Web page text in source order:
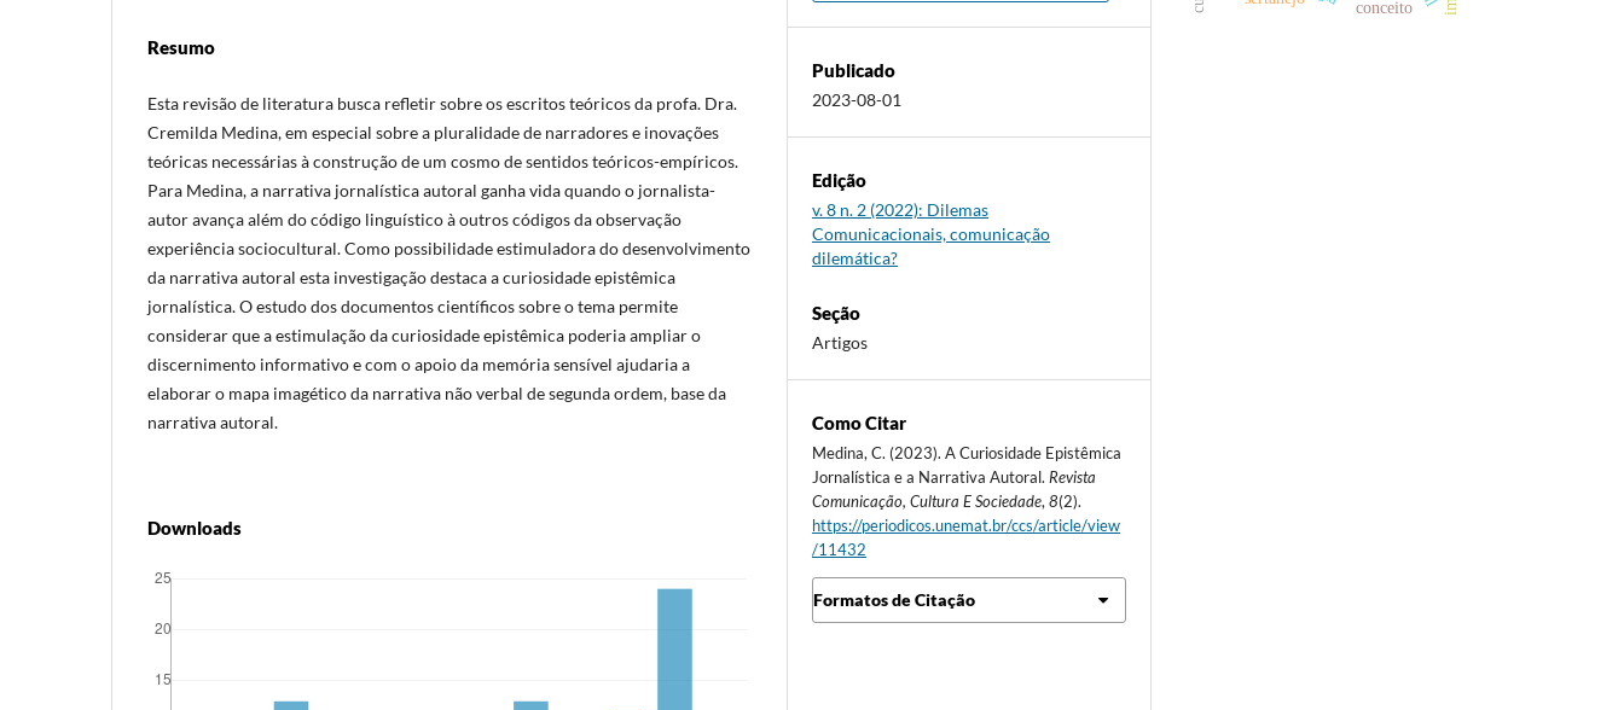
Resumo
Esta revisão de literatura busca refletir sobre os escritos teóricos da profa. Dra.
Cremilda Medina, em especial sobre a pluralidade de narradores e inovações
teóricas necessárias à construção de um cosmo de sentidos teóricos-empíricos.
Para Medina, a narrativa jornalística autoral ganha vida quando o jornalista-
autor avança além do código linguístico à outros códigos da observação
experiência sociocultural. Como possibilidade estimuladora do desenvolvimento
da narrativa autoral esta investigação destaca a curiosidade epistêmica
jornalística. O estudo dos documentos científicos sobre o tema permite
considerar que a estimulação da curiosidade epistêmica poderia ampliar o
discernimento informativo e com o apoio da memória sensível ajudaria a
elaborar o mapa imagético da narrativa não verbal de segunda ordem, base da
narrativa autoral.
Downloads
Publicado
2023-08-01
Edição
v. 8 n. 2 (2022): Dilemas
Comunicacionais, comunicação
dilemática?
Seção
Artigos
Como Citar
Medina, C. (2023). A Curiosidade Epistêmica
Jornalística e a Narrativa Autoral.Revista
Comunicação, Cultura E Sociedade,8(2).
https://periodicos.unemat.br/ccs/article/view
/11432
Formatos de Citação
conceito